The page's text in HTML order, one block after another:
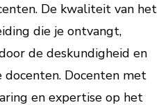
De kwaliteit van het
die je ontvangt,
de deskundigheid en
Docenten met
en expertise op het